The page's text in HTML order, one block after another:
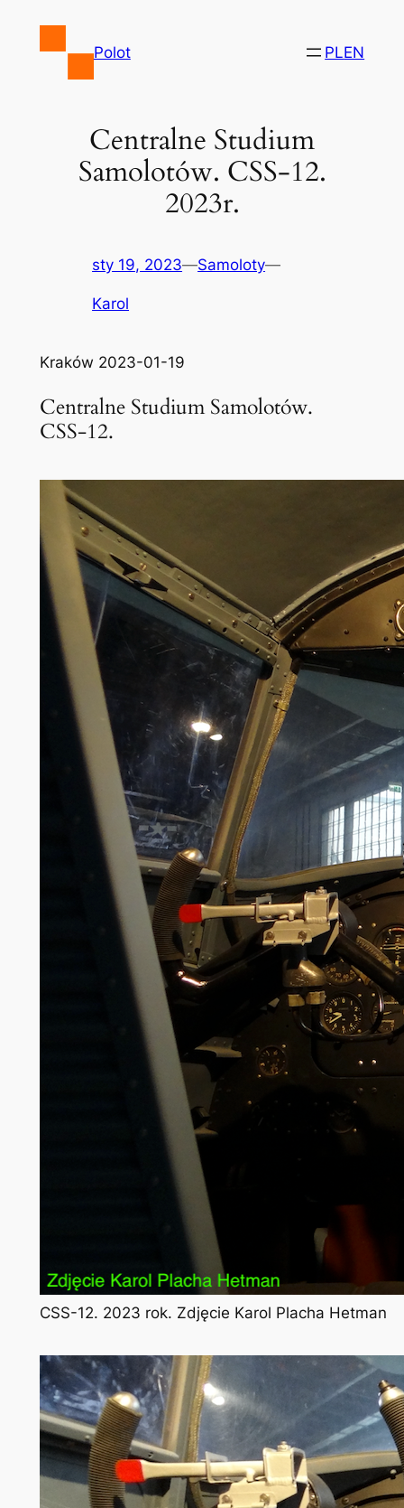
Polot PLEN
Centralne Studium
Samolotów. CSS-12.
2023r.
sty 19, 2023—Samoloty—
Karol
Kraków 2023-01-19
Centralne Studium Samolotów.
CSS-12.
CSS-12. 2023 rok. Zdjęcie Karol Placha Hetman